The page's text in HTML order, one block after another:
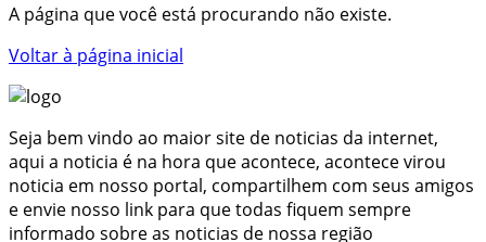
A página que você está procurando não existe.
Voltar à página inicial
Seja bem vindo ao maior site de noticias da internet,
aqui a noticia é na hora que acontece, acontece virou
noticia em nosso portal, compartilhem com seus amigos
e envie nosso link para que todas fiquem sempre
informado sobre as noticias de nossa região